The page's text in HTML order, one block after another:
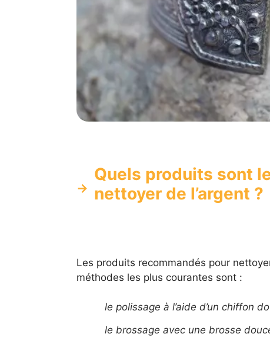
Quels produits sont
nettoyer de l’argent ?
Les produits recommandés pour
méthodes les plus courantes sont :
le polissage à l’aide d’un chiffon
le brossage avec une brosse